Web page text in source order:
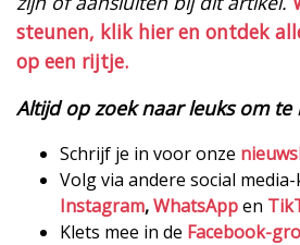
steunen, klik hier en ontdek
op een rijtje.
Altijd op zoek naar leuks om te
Schrijf je in voor onze
Volg via andere social
Instagram,WhatsAppen
Klets mee in de Facebook-